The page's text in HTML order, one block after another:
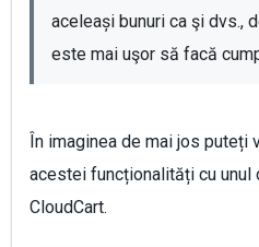
aceleași bunuri ca şi dvs.,
este mai uşor să facă
În imaginea de mai jos puteți
acestei funcționalități cu unul
CloudCart.